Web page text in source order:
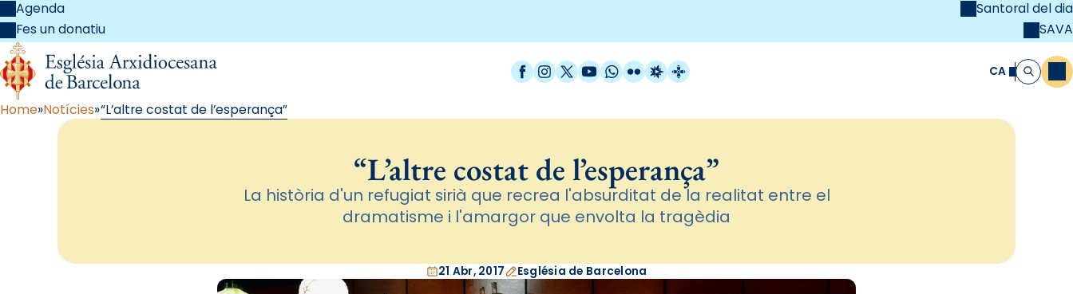
Agenda
Fes un donatiu
Santoral del dia
SAVA
Facebook
Instagram
X / Twitter
YouTube
WhatsApp
FlickrRadio Estel
Catalunya Cristiana CA Cerca
Home Notícies “L’altre costat de l’esperança”
“L’altre costat de l’esperança”
La història d'un refugiat sirià que recrea l'absurditat de la realitat entre el
dramatisme i l'amargor que envolta la tragèdia
21 Abr, 2017 Església de Barcelona